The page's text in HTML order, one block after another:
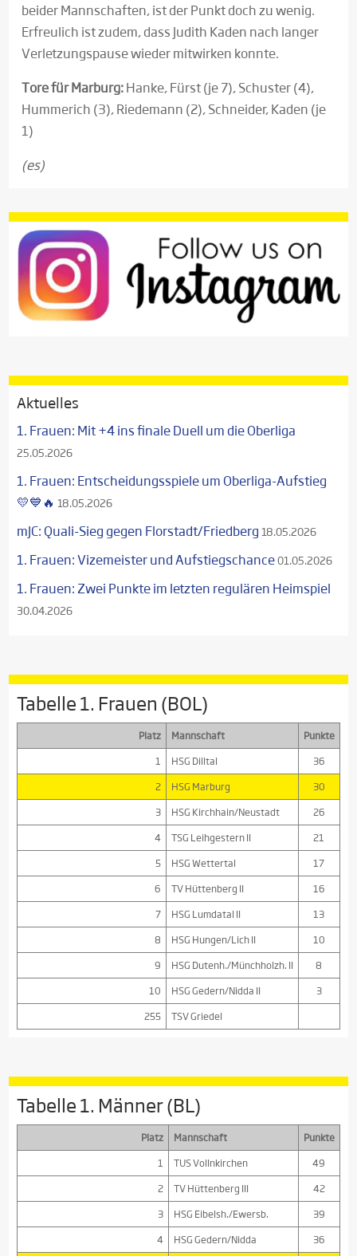
beider Mannschaften, ist der Punkt doch zu wenig.
Erfreulich ist zudem, dass Judith Kaden nach langer
Verletzungspause wieder mitwirken konnte.
Tore für Marburg:Hanke, Fürst (je 7), Schuster (4),
Hummerich (3), Riedemann (2), Schneider, Kaden (je
1)
(es)
Aktuelles
1. Frauen: Mit +4 ins finale Duell um die Oberliga
25.05.2026
1. Frauen: Entscheidungsspiele um Oberliga-Aufstieg
💛💙🔥 18.05.2026
mJC: Quali-Sieg gegen Florstadt/Friedberg 18.05.2026
1. Frauen: Vizemeister und Aufstiegschance01.05.2026
1. Frauen: Zwei Punkte im letzten regulären Heimspiel
30.04.2026
Tabelle 1. Frauen (BOL)
Platz Mannschaft
Punkte
1
HSG Dilltal
36
2
HSG Marburg
30
3
HSG Kirchhain/Neustadt
26
4
TSG Leihgestern II
21
5
HSG Wettertal
17
6
TV Hüttenberg II
16
7
HSG Lumdatal II
13
8
HSG Hungen/Lich II
10
9
HSG Dutenh./Münchholzh. II
8
10
HSG Gedern/Nidda II
3
255
TSV Griedel
Tabelle 1. Männer (BL)
Platz Mannschaft
Punkte
1
TUS Vollnkirchen
49
2
TV Hüttenberg III
42
3
HSG Eibelsh./Ewersb.
39
4
HSG Gedern/Nidda 36